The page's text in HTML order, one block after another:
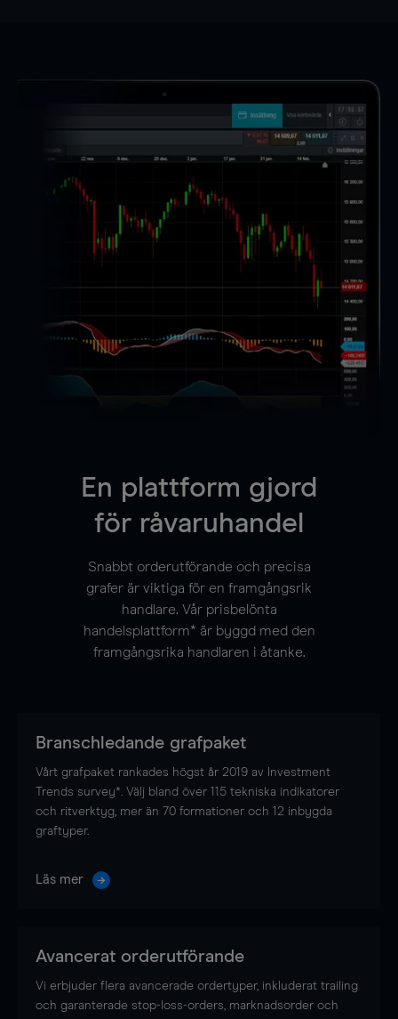
En plattform gjord
för råvaruhandel
Snabbt orderutförande och precisa
grafer är viktiga för en framgångsrik
handlare. Vår prisbelönta
handelsplattform* är byggd med den
framgångsrika handlaren i åtanke.
Branschledande grafpaket
Vårt grafpaket rankades högst år 2019 av Investment
Trends survey*. Välj bland över 115 tekniska indikatorer
och ritverktyg, mer än 70 formationer och 12 inbygda
graftyper.
Läs mer
Avancerat orderutförande
Vi erbjuder flera avancerade ordertyper, inkluderat trailing
och garanterade stop-loss-orders, marknadsorder och